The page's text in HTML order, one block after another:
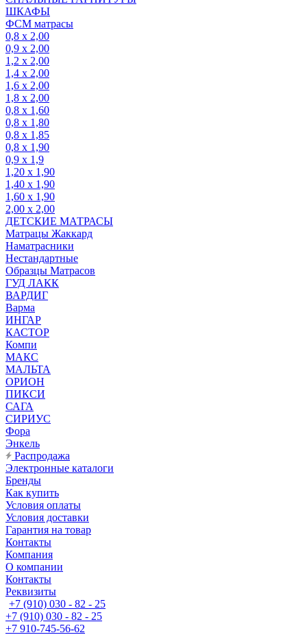
ШКАФЫ
ФСМ матрасы
0,8 х 2,00
0,9 х 2,00
1,2 х 2,00
1,4 х 2,00
1,6 х 2,00
1,8 х 2,00
0,8 х 1,60
0,8 х 1,80
0,8 х 1,85
0,8 х 1,90
0,9 х 1,9
1,20 х 1,90
1,40 х 1,90
1,60 х 1,90
2,00 х 2,00
ДЕТСКИЕ МАТРАСЫ
Матрацы Жаккард
Наматрасники
Нестандартные
Образцы Матрасов
ГУД ЛАКК
ВАРДИГ
Варма
ИНГАР
КАСТОР
Компи
МАКС
МАЛЬТА
ОРИОН
ПИКСИ
САГА
СИРИУС
Фора
Энкель
Распродажа
Электронные каталоги
Бренды
Как купить
Условия оплаты
Условия доставки
Гарантия на товар
Контакты
Компания
О компании
Контакты
Реквизиты
+7 (910) 030 - 82 - 25
+7 (910) 030 - 82 - 25
+7 910-745-56-62